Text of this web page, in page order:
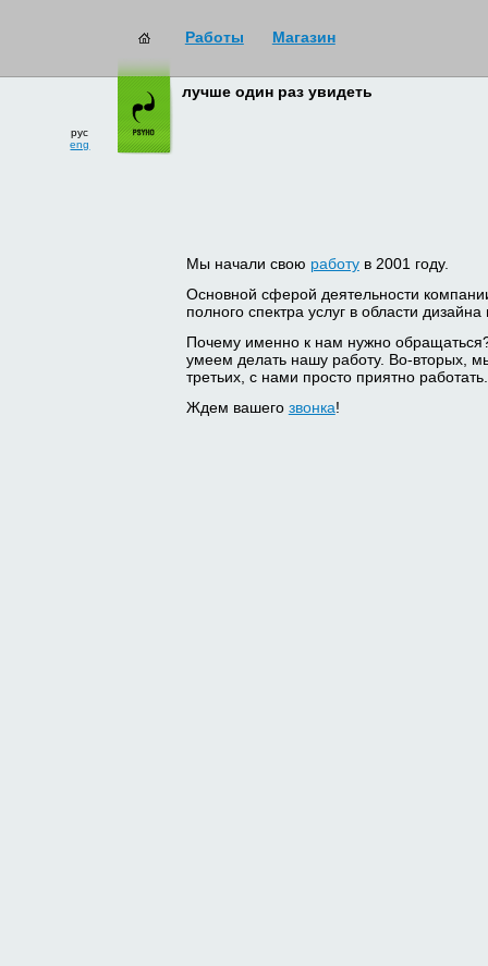
Работы Магазин
рус
eng
лучше один раз увидеть
Мы начали свою работув 2001 году.
Основной сферой деятельности
полного спектра услуг в области
Почему именно к нам нужно
умеем делать нашу работу. Во-вторых,
третьих, с нами просто приятно работать.
Ждем вашего звонка!